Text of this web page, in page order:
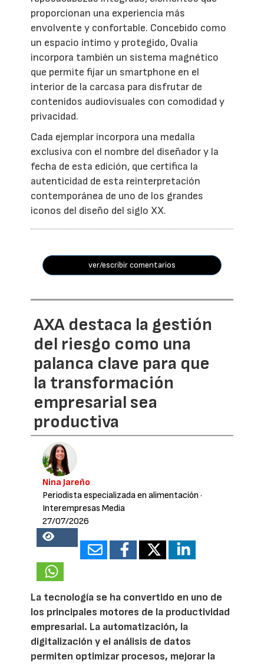
proporcionan una experiencia más
envolvente y confortable. Concebido como
un espacio íntimo y protegido, Ovalia
incorpora también un sistema magnético
que permite fijar un smartphone en el
interior de la carcasa para disfrutar de
contenidos audiovisuales con comodidad y
privacidad.
Cada ejemplar incorpora una medalla
exclusiva con el nombre del diseñador y la
fecha de esta edición, que certifica la
autenticidad de esta reinterpretación
contemporánea de uno de los grandes
iconos del diseño del siglo XX.
ver/escribir comentarios
AXA destaca la gestión
del riesgo como una
palanca clave para que
la transformación
empresarial sea
productiva
Nina Jareño
Periodista especializada en alimentación ·
Interempresas Media
27/07/2026
15782
La tecnología se ha convertido en uno de
los principales motores de la productividad
empresarial. La automatización, la
digitalización y el análisis de datos
permiten optimizar procesos, mejorar la